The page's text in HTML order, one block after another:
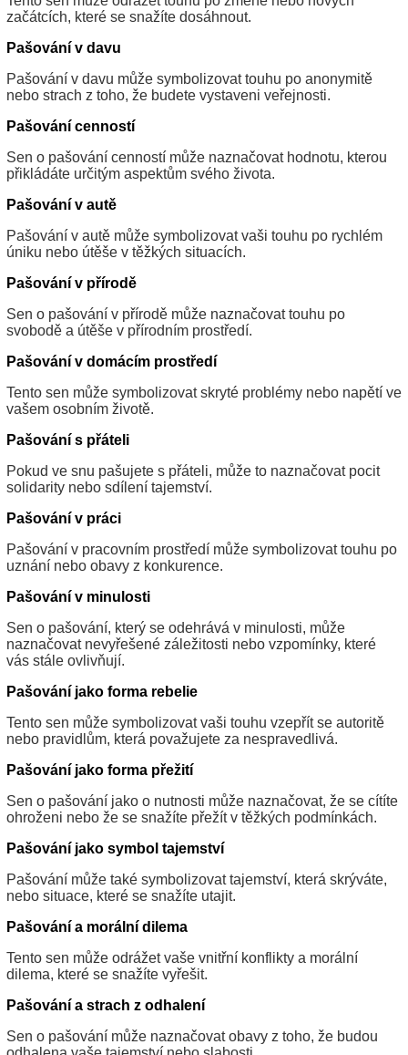
začátcích, které se snažíte dosáhnout.
Pašování v davu
Pašování v davu může symbolizovat touhu po anonymitě
nebo strach z toho, že budete vystaveni veřejnosti.
Pašování cenností
Sen o pašování cenností může naznačovat hodnotu, kterou
přikládáte určitým aspektům svého života.
Pašování v autě
Pašování v autě může symbolizovat vaši touhu po rychlém
úniku nebo útěše v těžkých situacích.
Pašování v přírodě
Sen o pašování v přírodě může naznačovat touhu po
svobodě a útěše v přírodním prostředí.
Pašování v domácím prostředí
Tento sen může symbolizovat skryté problémy nebo napětí ve
vašem osobním životě.
Pašování s přáteli
Pokud ve snu pašujete s přáteli, může to naznačovat pocit
solidarity nebo sdílení tajemství.
Pašování v práci
Pašování v pracovním prostředí může symbolizovat touhu po
uznání nebo obavy z konkurence.
Pašování v minulosti
Sen o pašování, který se odehrává v minulosti, může
naznačovat nevyřešené záležitosti nebo vzpomínky, které
vás stále ovlivňují.
Pašování jako forma rebelie
Tento sen může symbolizovat vaši touhu vzepřít se autoritě
nebo pravidlům, která považujete za nespravedlivá.
Pašování jako forma přežití
Sen o pašování jako o nutnosti může naznačovat, že se cítíte
ohroženi nebo že se snažíte přežít v těžkých podmínkách.
Pašování jako symbol tajemství
Pašování může také symbolizovat tajemství, která skrýváte,
nebo situace, které se snažíte utajit.
Pašování a morální dilema
Tento sen může odrážet vaše vnitřní konflikty a morální
dilema, které se snažíte vyřešit.
Pašování a strach z odhalení
Sen o pašování může naznačovat obavy z toho, že budou